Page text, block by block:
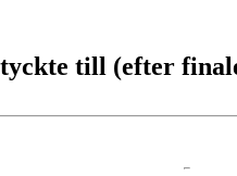
till (efter